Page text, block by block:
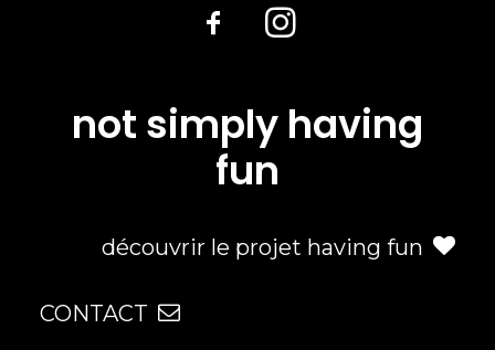
not simply having
fun
découvrir le projet having fun
CONTACT